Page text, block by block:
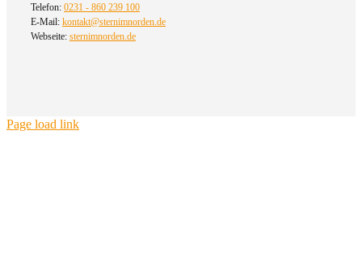
Telefon: 0231 - 860 239 100
E-Mail: kontakt@sternimnorden.de
Webseite: sternimnorden.de
Page load link